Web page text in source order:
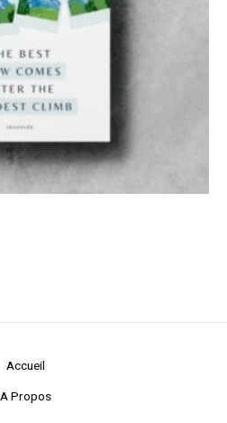
Accueil
A Propos